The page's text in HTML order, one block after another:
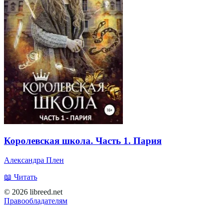
Королевская школа. Часть 1. Пария
Александра Плен
📖 Читать
© 2026 libreed.net
Правообладателям